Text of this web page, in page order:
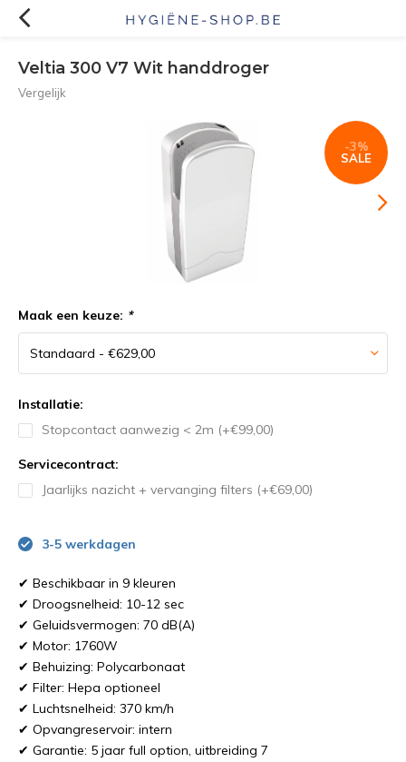
Veltia 300 V7 Wit handdroger
Vergelijk
-3%
SALE
Maak een keuze: *
Installatie:
Stopcontact aanwezig < 2m (+€99,00)
Servicecontract:
Jaarlijks nazicht + vervanging filters (+€69,00)
3-5 werkdagen
✔ Beschikbaar in 9 kleuren
✔ Droogsnelheid: 10-12 sec
✔ Geluidsvermogen: 70 dB(A)
✔ Motor: 1760W
✔ Behuizing: Polycarbonaat
✔ Filter: Hepa optioneel
✔ Luchtsnelheid: 370 km/h
✔ Opvangreservoir: intern
✔ Garantie: 5 jaar full option, uitbreiding 7